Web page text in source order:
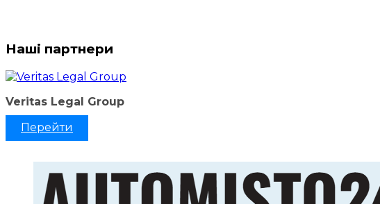
Наші партнери
Veritas Legal Group
Перейти